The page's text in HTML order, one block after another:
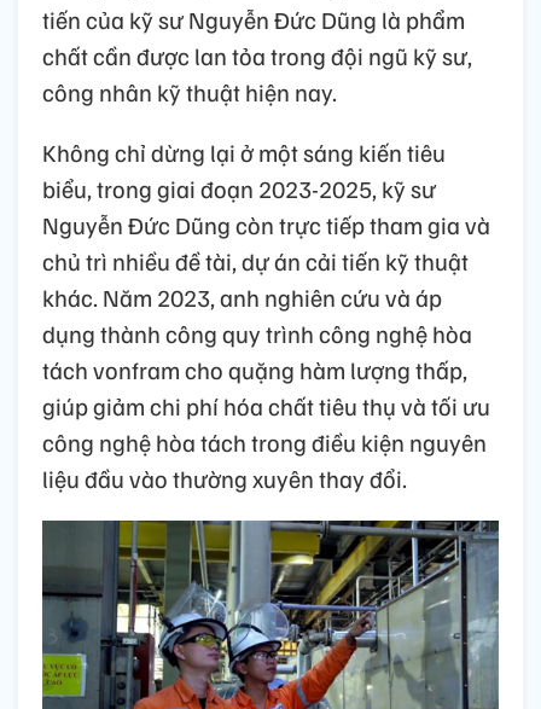
tiến của kỹ sư Nguyễn Đức Dũng là phẩm
chất cần được lan tỏa trong đội ngũ kỹ sư,
công nhân kỹ thuật hiện nay.
Không chỉ dừng lại ở một sáng kiến tiêu
biểu, trong giai đoạn 2023-2025, kỹ sư
Nguyễn Đức Dũng còn trực tiếp tham gia và
chủ trì nhiều đề tài, dự án cải tiến kỹ thuật
khác. Năm 2023, anh nghiên cứu và áp
dụng thành công quy trình công nghệ hòa
tách vonfram cho quặng hàm lượng thấp,
giúp giảm chi phí hóa chất tiêu thụ và tối ưu
công nghệ hòa tách trong điều kiện nguyên
liệu đầu vào thường xuyên thay đổi.